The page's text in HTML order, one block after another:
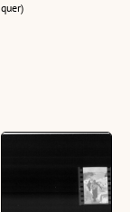
quer)